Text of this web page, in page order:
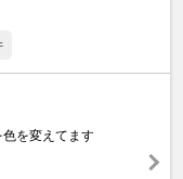
を変えてます